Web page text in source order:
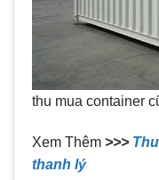
thu mua container
Xem Thêm >>>
thanh lý